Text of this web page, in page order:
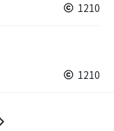
1210
1210